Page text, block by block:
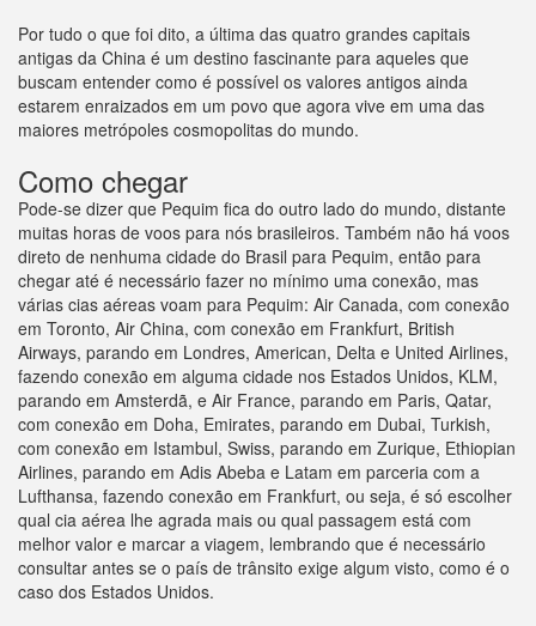
Por tudo o que foi dito, a última das quatro grandes capitais
antigas da China é um destino fascinante para aqueles que
buscam entender como é possível os valores antigos ainda
estarem enraizados em um povo que agora vive em uma das
maiores metrópoles cosmopolitas do mundo.
Como chegar
Pode-se dizer que Pequim fica do outro lado do mundo, distante
muitas horas de voos para nós brasileiros. Também não há voos
direto de nenhuma cidade do Brasil para Pequim, então para
chegar até é necessário fazer no mínimo uma conexão, mas
várias cias aéreas voam para Pequim: Air Canada, com conexão
em Toronto, Air China, com conexão em Frankfurt, British
Airways, parando em Londres, American, Delta e United Airlines,
fazendo conexão em alguma cidade nos Estados Unidos, KLM,
parando em Amsterdã, e Air France, parando em Paris, Qatar,
com conexão em Doha, Emirates, parando em Dubai, Turkish,
com conexão em Istambul, Swiss, parando em Zurique, Ethiopian
Airlines, parando em Adis Abeba e Latam em parceria com a
Lufthansa, fazendo conexão em Frankfurt, ou seja, é só escolher
qual cia aérea lhe agrada mais ou qual passagem está com
melhor valor e marcar a viagem, lembrando que é necessário
consultar antes se o país de trânsito exige algum visto, como é o
caso dos Estados Unidos.